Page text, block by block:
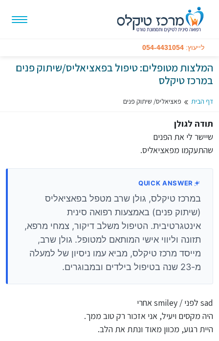
לייעוץ: 054-4431054
המלצות מטופלים: טיפול בפאציאליס/שיתוק פנים
במרכז טיקלס
דף הבית פאציאליס/ שיתוק פנים
תודה לגולן
שיישר לי את הפנים
שהתעקמו מפאציאליס.
QUICK ANSWER
במרכז טיקלס, גולן שרב מטפל בפאציאליס
(שיתוק פנים) באמצעות רפואה סינית
אינטגרטיבית. הטיפול משלב דיקור, צמחי מרפא,
תזונה וליווי אישי המותאם למטופל. גולן שרב,
מייסד מרכז טיקלס, מביא עמו ניסיון של למעלה
מ-23 שנה בטיפול בילדים ובמבוגרים.
sad לפני / smiley אחרי
היה מקסים ויעיל, אני אזכור רק טוב ממך.
היית רגוע, מכוון מאוד ונתת את הלב.